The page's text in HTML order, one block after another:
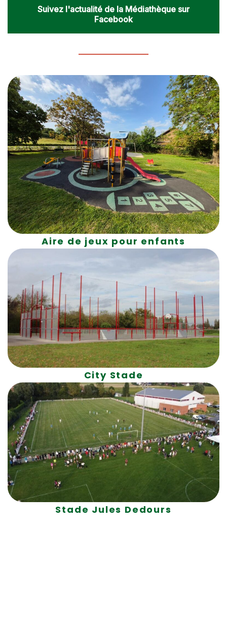
Suivez l'actualité de la Médiathèque sur
Facebook
Aire de jeux pour enfants
City Stade
Stade Jules Dedours